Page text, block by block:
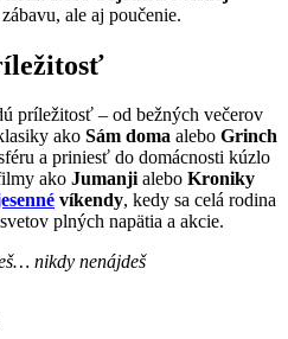
ale aj poučenie.
príležitosť – od bežných večerov
ako Sám doma alebo Grinch
a priniesť do domácnosti kúzlo
ako Jumanjialebo Kroniky
víkendy, kedy sa celá rodina
plných napätia a akcie.
nikdy nenájdeš